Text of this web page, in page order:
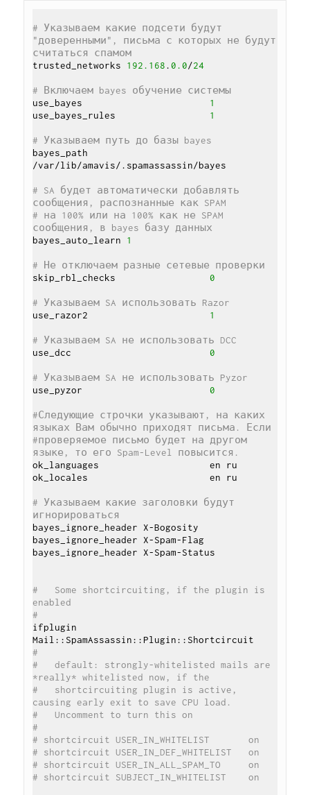
# Указываем какие подсети будут
"доверенными", письма с которых не будут
считаться спамом
trusted_networks 192.168 .0.0/24
# Включаем bayes обучение системы
use_bayes 1
use_bayes_rules 1
# Указываем путь до базы bayes
bayes_path
/var/lib/amavis/.spamassassin/bayes
# SA будет автоматически добавлять
сообщения, распознанные как SPAM
# на 100% или на 100% как не SPAM
сообщения, в bayes базу данных
bayes_auto_learn 1
# Не отключаем разные сетевые проверки
skip_rbl_checks 0
# Указываем SA использовать Razor
use_razor2 1
# Указываем SA не использовать DCC
use_dcc 0
# Указываем SA не использовать Pyzor
use_pyzor 0
#Следующие строчки указывают, на каких
языках Вам обычно приходят письма. Если
#проверяемое письмо будет на другом
языке, то его Spam-Level повысится.
ok_languages                    en ru
ok_locales                      en ru
# Указываем какие заголовки будут
игнорироваться
bayes_ignore_header X-Bogosity
bayes_ignore_header X-Spam-Flag
bayes_ignore_header X-Spam-Status
#   Some shortcircuiting, if the plugin is
enabled
#
ifplugin
#
#   default: strongly-whitelisted mails are
*really* whitelisted now, if the
#   shortcircuiting plugin is active,
causing early exit to save CPU load.
#   Uncomment to turn this on
#
# shortcircuit USER_IN_WHITELIST       on
# shortcircuit USER_IN_DEF_WHITELIST   on
# shortcircuit USER_IN_ALL_SPAM_TO     on
# shortcircuit SUBJECT_IN_WHITELIST    on